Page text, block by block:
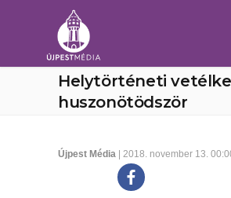
Helytörténeti
huszonötödször
Újpest Média | 2018. november 13.